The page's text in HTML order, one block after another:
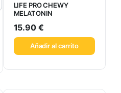
LIFE PRO CHEWY
MELATONIN
15.90 €
Añadir al carrito